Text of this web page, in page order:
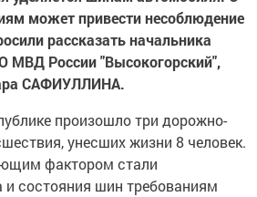
может привести несоблюдение
рассказать начальника
МВД России "Высокогорский",
САФИУЛЛИНА.
произошло три дорожно-
унесших жизни 8 человек.
фактором стали
и состояния шин требованиям